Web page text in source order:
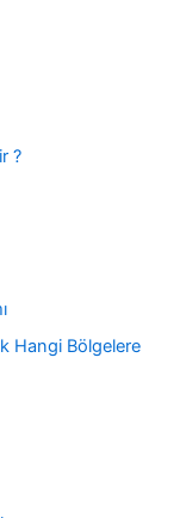
?
Hangi Bölgelere